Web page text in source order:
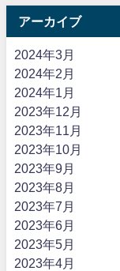
アーカイブ
2024年3月
2024年2月
2024年1月
2023年12月
2023年11月
2023年10月
2023年9月
2023年8月
2023年7月
2023年6月
2023年5月
2023年4月